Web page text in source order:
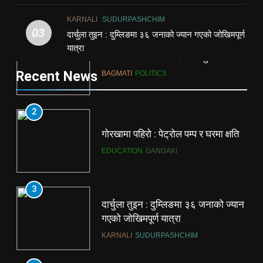
BAGMATI POLITICS
गोरखामा पहिरो : पेट्रोल पम्प र घरमा क्षति
दार्चुला तुइन : दुम्लिङमा ३६ जनाको ज्यान
सरकारी वार्ता टोली र गृहमन्त्री सुधन
गुरुङसहितको हिन्दूवादी संगठनका
03
KARNALI SUDURPASHCHIM
दार्चुला तुइन : दुम्लिङमा ३६ जनाको ज्यान गएको जोखिमपूर्ण
यात्रा
Recent News
1
BAGMATI POLITICS
2
गोरखामा पहिरो : पेट्रोल पम्प र घरमा क्षति
EDUCATION GANDAKI
3
दार्चुला तुइन : दुम्लिङमा ३६ जनाको ज्यान
गएको जोखिमपूर्ण यात्रा
KARNALI SUDURPASHCHIM